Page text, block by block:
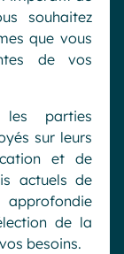
souhaitez
que vous
de vos
les parties
sur leurs
et de
actuels de
approfondie
de la
besoins.